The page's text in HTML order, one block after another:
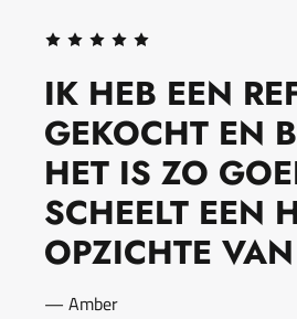
IK HEB EEN
GEKOCHT EN
HET IS ZO
SCHEELT EEN
OPZICHTE
— Amber